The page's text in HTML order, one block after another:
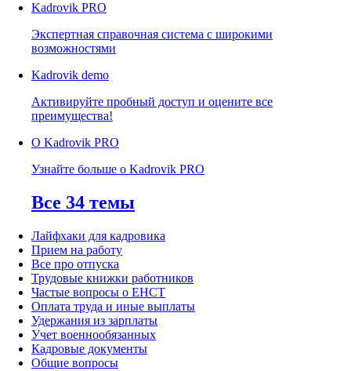
Kadrovik PRO
Экспертная справочная система с широкими
возможностями
Kadrovik demo
Активируйте пробный доступ и оцените все
преимущества!
О Kadrovik PRO
Узнайте больше о Kadrovik PRO
Все 34 темы
Лайфхаки для кадровика
Прием на работу
Все про отпуска
Трудовые книжки работников
Частые вопросы о ЕНСТ
Оплата труда и иные выплаты
Удержания из зарплаты
Учет военнообязанных
Кадровые документы
Общие вопросы